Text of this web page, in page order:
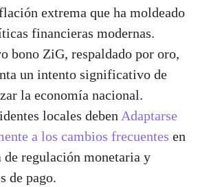
extrema que ha moldeado
financieras modernas.
bono ZiG, respaldado por oro,
un intento significativo de
la economía nacional.
locales deben Adaptarse
a los cambios frecuentes en
de regulación monetaria y
de pago.